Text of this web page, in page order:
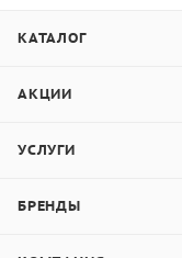
КАТАЛОГ
АКЦИИ
УСЛУГИ
БРЕНДЫ